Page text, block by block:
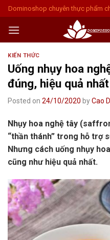
Skip
to
content
Dominoshop chuyên thực phẩm
KIẾN THỨC
Uống nhụy hoa
đúng, hiệu quả nhất
Posted on 24/10/2020 byCao
Nhụy hoa nghệ tây
“thần thánh” trong hỗ trợ
Nhưng cách uống nhụy
cũng như hiệu quả nhất.